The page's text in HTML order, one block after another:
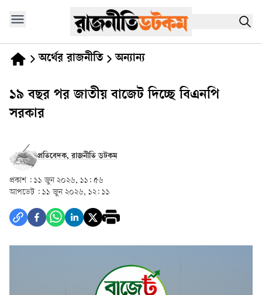
অর্থের রাজনীতি অন্যান্য
১৯ বছর পর জাতীয় বাজেট দিচ্ছে বিএনপি
সরকার
প্রতিবেদক, রাজনীতি ডটকম
প্রকাশ : ১১ জুন ২০২৬, ১১: ৫৬
আপডেট : ১১ জুন ২০২৬, ১২: ১১